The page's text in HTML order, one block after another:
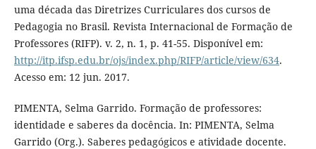
uma década das Diretrizes Curriculares dos cursos de
Pedagogia no Brasil. Revista Internacional de Formação de
Professores (RIFP). v. 2, n. 1, p. 41-55. Disponível em:
http://itp.ifsp.edu.br/ojs/index.php/RIFP/article/view/634.
Acesso em: 12 jun. 2017.
PIMENTA, Selma Garrido. Formação de professores:
identidade e saberes da docência. In: PIMENTA, Selma
Garrido (Org.). Saberes pedagógicos e atividade docente.